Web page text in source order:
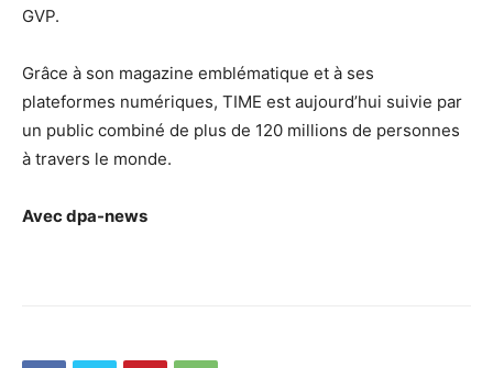
GVP.
Grâce à son magazine emblématique et à ses
plateformes numériques, TIME est aujourd’hui suivie par
un public combiné de plus de 120 millions de personnes
à travers le monde.
Avec dpa-news